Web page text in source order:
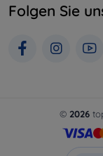
Folgen Sie
© 2026